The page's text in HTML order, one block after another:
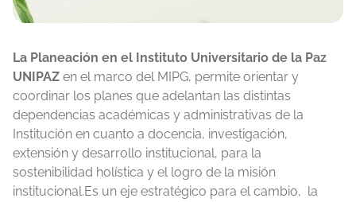
La Planeación en el Instituto Universitario de la Paz
UNIPAZ en el marco del MIPG, permite orientar y
coordinar los planes que adelantan las distintas
dependencias académicas y administrativas de la
Institución en cuanto a docencia, investigación,
extensión y desarrollo institucional, para la
sostenibilidad holística y el logro de la misión
institucional.Es un eje estratégico para el cambio, la